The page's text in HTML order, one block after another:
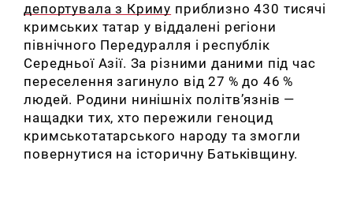
депортувала з Криму приблизно 430 тисячі
кримських татар у віддалені регіони
північного Передуралля і республік
Середньої Азії. За різними даними під час
переселення загинуло від 27 % до 46 %
людей. Родини нинішніх політв’язнів —
нащадки тих, хто пережили геноцид
кримськотатарського народу та змогли
повернутися на історичну Батьківщину.